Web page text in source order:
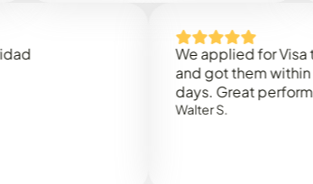
We applied for Visa to Oman
and got them within 3
days. Great performance!